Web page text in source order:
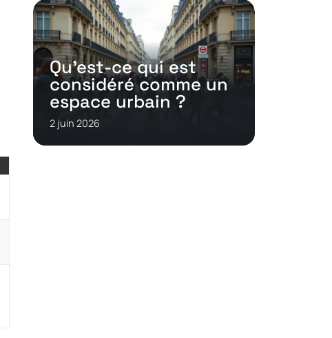
Qu’est-ce qui est
considéré comme un
espace urbain ?
2 juin 2026